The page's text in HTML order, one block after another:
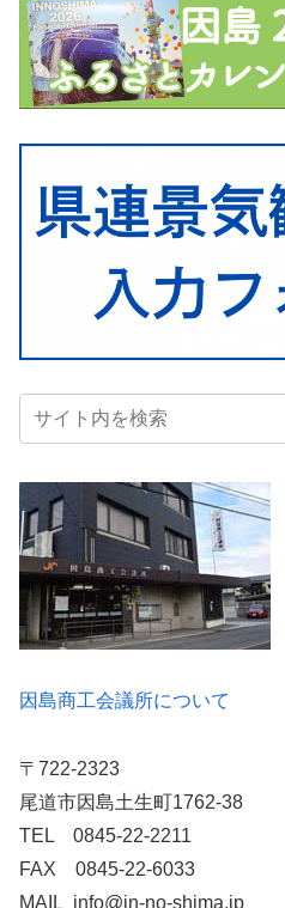
因島商工会議所について
〒722-2323
尾道市因島土生町1762-38
TEL 0845-22-2211
FAX 0845-22-6033
MAIL info@in-no-shima.jp